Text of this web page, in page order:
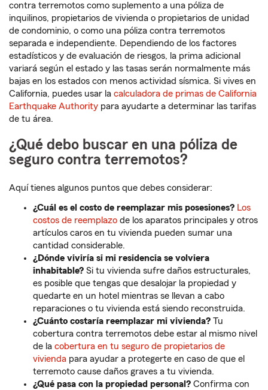
contra terremotos como suplemento a una póliza de
inquilinos, propietarios de vivienda o propietarios de unidad
de condominio, o como una póliza contra terremotos
separada e independiente. Dependiendo de los factores
estadísticos y de evaluación de riesgos, la prima adicional
variará según el estado y las tasas serán normalmente más
bajas en los estados con menos actividad sísmica. Si vives en
California, puedes usar la calculadora de primas de California
Earthquake Authority para ayudarte a determinar las tarifas
de tu área.
¿Qué debo buscar en una póliza de
seguro contra terremotos?
Aquí tienes algunos puntos que debes considerar:
¿Cuál es el costo de reemplazar mis posesiones? Los
costos de reemplazo de los aparatos principales y otros
artículos caros en tu vivienda pueden sumar una
cantidad considerable.
¿Dónde viviría si mi residencia se volviera
inhabitable? Si tu vivienda sufre daños estructurales,
es posible que tengas que desalojar la propiedad y
quedarte en un hotel mientras se llevan a cabo
reparaciones o tu vivienda está siendo reconstruida.
¿Cuánto costaría reemplazar mi vivienda? Tu
cobertura contra terremotos debe estar al mismo nivel
de la cobertura en tu seguro de propietarios de
vivienda para ayudar a protegerte en caso de que el
terremoto cause daños graves a tu vivienda.
¿Qué pasa con la propiedad personal? Confirma con